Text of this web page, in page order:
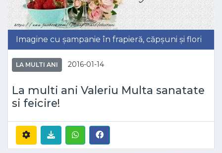
Imagine cu șampanie în frapieră, căpșuni și flori
LA MULTI ANI 2016-01-14
La multi ani Valeriu Multa sanatate
si feicire!